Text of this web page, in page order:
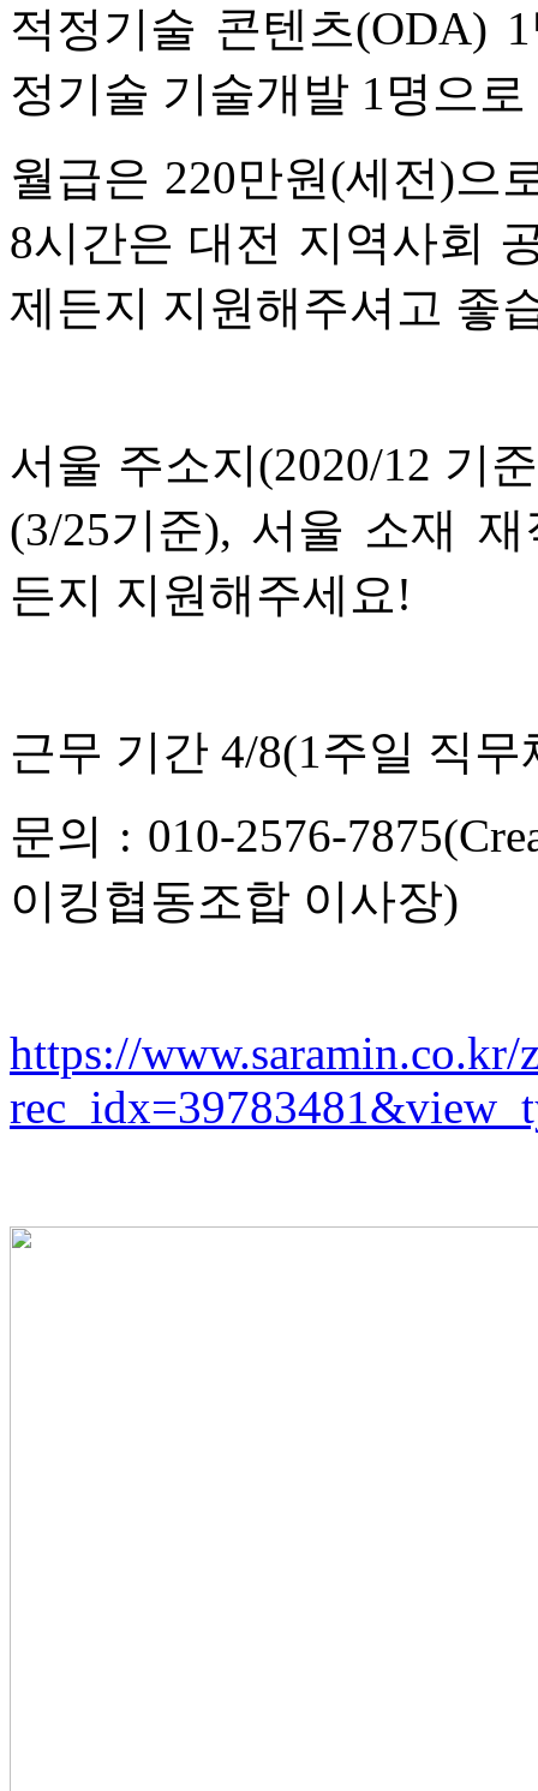
적정기술 콘텐츠(ODA)
정기술 기술개발 1명으
월급은 220만원(세전)으
8시간은 대전 지역사회
제든지 지원해주셔고 좋
서울 주소지(2020/12 기
(3/25기준), 서울 소재
든지 지원해주세요!
근무 기간 4/8(1주일 직
문의 : 010-2576-
이킹협동조합 이사장)
https://